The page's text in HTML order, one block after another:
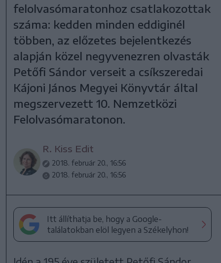
felolvasómaratonhoz csatlakozottak
száma: kedden minden eddiginél
többen, az előzetes bejelentkezés
alapján közel negyvenezren olvasták
Petőfi Sándor verseit a csíkszeredai
Kájoni János Megyei Könyvtár által
megszervezett 10. Nemzetközi
Felolvasómaratonon.
R. Kiss Edit
2018. február 20., 16:56
2018. február 20., 16:56
Itt állíthatja be, hogy a Google-
találatokban elöl legyen a Székelyhon!